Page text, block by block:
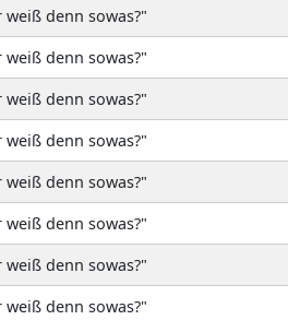
weiß denn sowas?"
weiß denn sowas?"
weiß denn sowas?"
weiß denn sowas?"
weiß denn sowas?"
weiß denn sowas?"
weiß denn sowas?"
weiß denn sowas?"